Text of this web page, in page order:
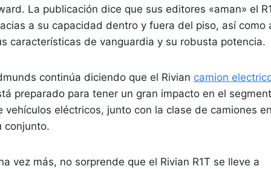
La publicación dice que sus editores «aman» el
a su capacidad dentro y fuera del piso, así como
características de vanguardia y su robusta potencia.
continúa diciendo que el Rivian camion
preparado para tener un gran impacto en el
vehículos eléctricos, junto con la clase de camiones
conjunto.
vez más, no sorprende que el Rivian R1T se lleve a